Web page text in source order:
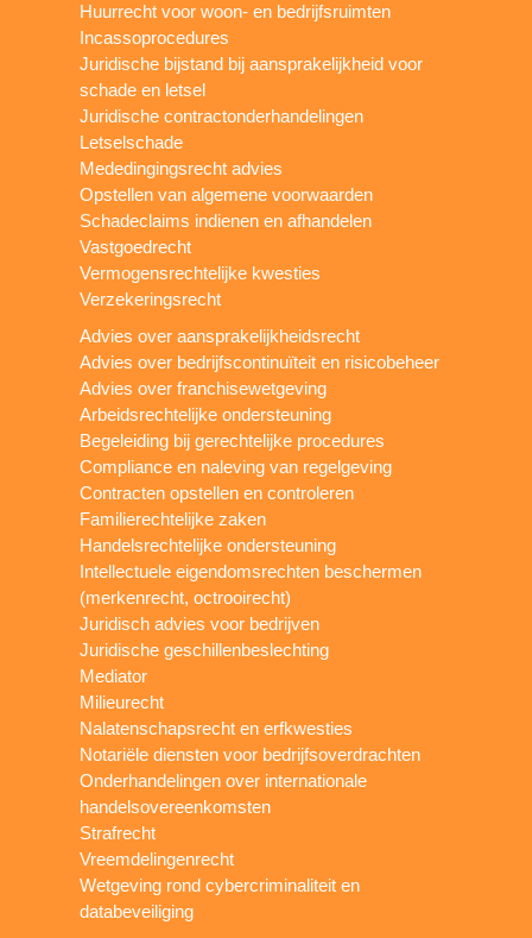
Huurrecht voor woon- en bedrijfsruimten
Incassoprocedures
Juridische bijstand bij aansprakelijkheid voor
schade en letsel
Juridische contractonderhandelingen
Letselschade
Mededingingsrecht advies
Opstellen van algemene voorwaarden
Schadeclaims indienen en afhandelen
Vastgoedrecht
Vermogensrechtelijke kwesties
Verzekeringsrecht
Advies over aansprakelijkheidsrecht
Advies over bedrijfscontinuïteit en risicobeheer
Advies over franchisewetgeving
Arbeidsrechtelijke ondersteuning
Begeleiding bij gerechtelijke procedures
Compliance en naleving van regelgeving
Contracten opstellen en controleren
Familierechtelijke zaken
Handelsrechtelijke ondersteuning
Intellectuele eigendomsrechten beschermen
(merkenrecht, octrooirecht)
Juridisch advies voor bedrijven
Juridische geschillenbeslechting
Mediator
Milieurecht
Nalatenschapsrecht en erfkwesties
Notariële diensten voor bedrijfsoverdrachten
Onderhandelingen over internationale
handelsovereenkomsten
Strafrecht
Vreemdelingenrecht
Wetgeving rond cybercriminaliteit en
databeveiliging